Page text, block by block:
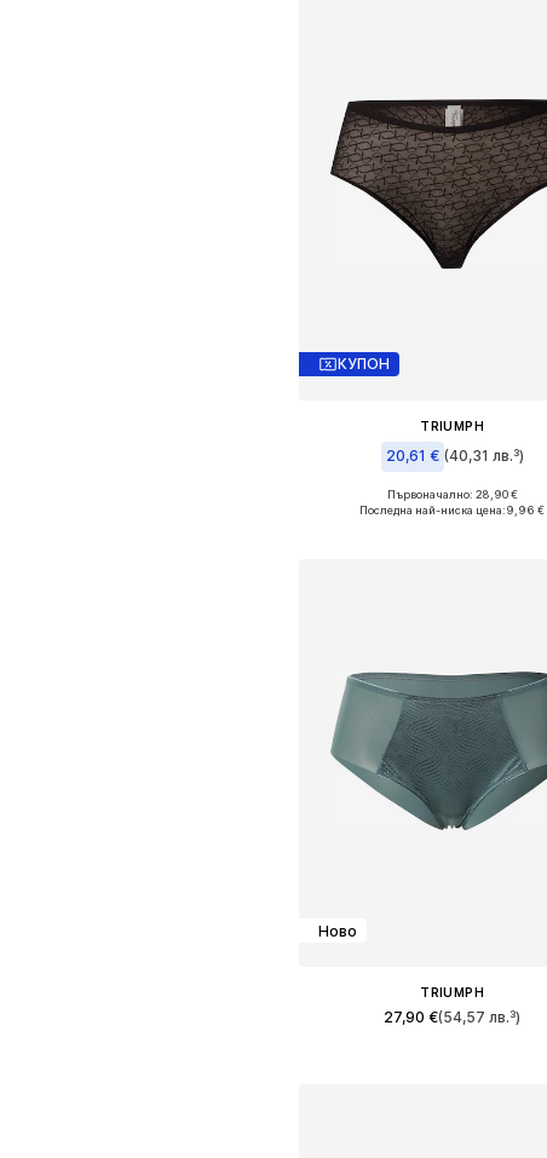
КУПОН
TRIUMPH
20,61 € (40,31 лв.³)
Налични размери: S, M-L
Първоначално: 28,90 €
Последна най-ниска цена:9,96 €
Ново
TRIUMPH
27,90 €(54,57 лв.³)